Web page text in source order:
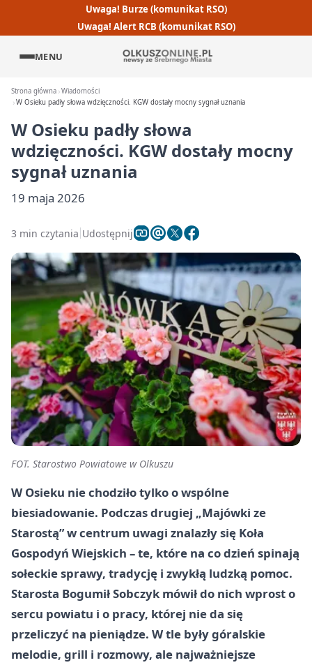
Uwaga! Burze (komunikat RSO)
Uwaga! Alert RCB (komunikat RSO)
MENU
Strona główna Wiadomości
W Osieku padły słowa wdzięczności. KGW dostały mocny sygnał uznania
W Osieku padły słowa
wdzięczności. KGW dostały mocny
sygnał uznania
19 maja 2026
3 min czytania Udostępnij
FOT. Starostwo Powiatowe w Olkuszu
W Osieku nie chodziło tylko o wspólne
biesiadowanie. Podczas drugiej „Majówki ze
Starostą” w centrum uwagi znalazły się Koła
Gospodyń Wiejskich – te, które na co dzień spinają
sołeckie sprawy, tradycję i zwykłą ludzką pomoc.
Starosta Bogumił Sobczyk mówił do nich wprost o
sercu powiatu i o pracy, której nie da się
przeliczyć na pieniądze. W tle były góralskie
melodie, grill i rozmowy, ale najważniejsze